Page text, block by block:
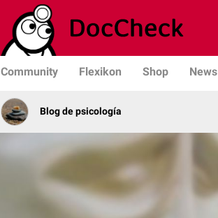
Community Flexikon Shop News
Blog de psicología